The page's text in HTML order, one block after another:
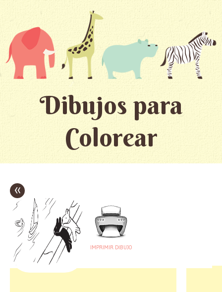
Dibujos para
Colorear
«
IMPRIMIR DIBUJO